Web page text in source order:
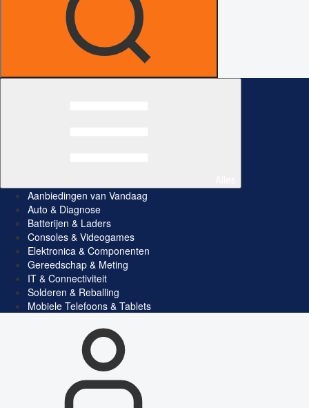
Aanbiedingen van Vandaag
Auto & Diagnose
Batterijen & Laders
Consoles & Videogames
Elektronica & Componenten
Gereedschap & Meting
IT & Connectiviteit
Solderen & Reballing
Mobiele Telefoons & Tablets